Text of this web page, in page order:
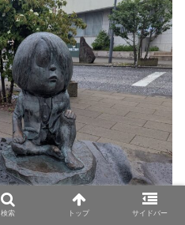
検索 トップ サイドバー